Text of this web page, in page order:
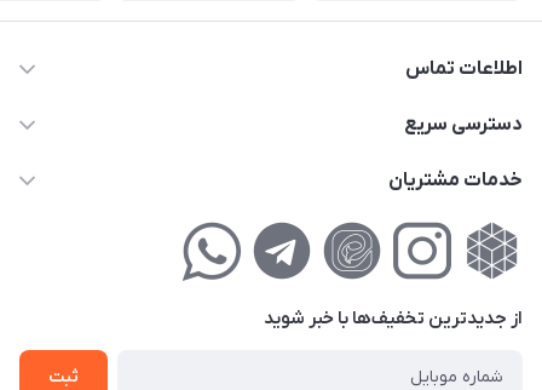
اطلاعات تماس
02177111474
کوچه گلریز 4 غربی ، پلاک 13
دسترسی سریع
حساب کاربری
لیست محصولات
خدمات مشتریان
راهنمای‌خرید‌آنلاین
حریم خصوصی
فروش‌اقساطی
از جدید‌ترین تخفیف‌ها با‌ خبر شوید
ثبت